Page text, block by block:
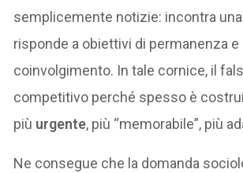
semplicemente notizie: incontra
risponde a obiettivi di permanenza e
coinvolgimento. In tale cornice, il
competitivo perché spesso è
più urgente, più “memorabile”, più
Ne consegue che la domanda